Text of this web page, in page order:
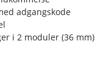
adgangskode
i 2 moduler (36 mm)